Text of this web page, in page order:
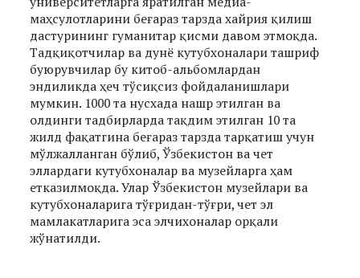
маҳсулотларини беғараз тарзда хайрия қилиш
дастурининг гуманитар қисми давом этмоқда.
Тадқиқотчилар ва дунё кутубхоналари ташриф
буюрувчилар бу китоб-альбомлардан
эндиликда ҳеч тўсиқсиз фойдаланишлари
мумкин. 1000 та нусхада нашр этилган ва
олдинги тадбирларда тақдим этилган 10 та
жилд фақатгина беғараз тарзда тарқатиш учун
мўлжалланган бўлиб, Ўзбекистон ва чет
эллардаги кутубхоналар ва музейларга ҳам
етказилмоқда. Улар Ўзбекистон музейлари ва
кутубхоналарига тўғридан-тўғри, чет эл
мамлакатларига эса элчихоналар орқали
жўнатилди.